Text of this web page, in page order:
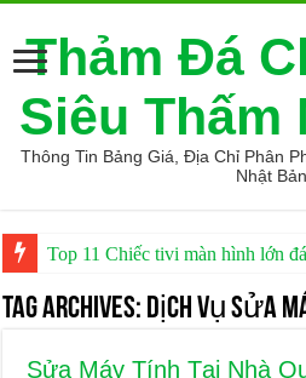
Thảm Đá
Siêu Thấm
Thông Tin Bảng Giá, Địa Chỉ Phân
Nhật Bản
Top 11 Chiếc tivi màn hình lớn
Tag Archives: dịch vụ sửa
Sửa Máy Tính Tại Nhà